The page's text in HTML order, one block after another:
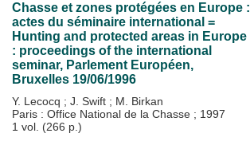
Chasse et zones protégées en Europe :
actes du séminaire international =
Hunting and protected areas in Europe
: proceedings of the international
seminar, Parlement Européen,
Bruxelles 19/06/1996
Y. Lecocq ; J. Swift ; M. Birkan
Paris : Office National de la Chasse ; 1997
1 vol. (266 p.)